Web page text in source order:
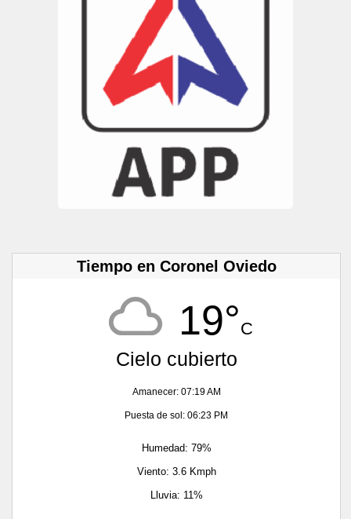
Tiempo en Coronel Oviedo
19°C
Cielo cubierto
Amanecer: 07:19 AM
Puesta de sol: 06:23 PM
Humedad: 79%
Viento: 3.6 Kmph
Lluvia: 11%